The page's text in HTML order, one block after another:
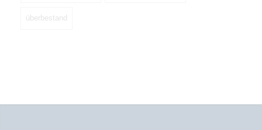
überbestand